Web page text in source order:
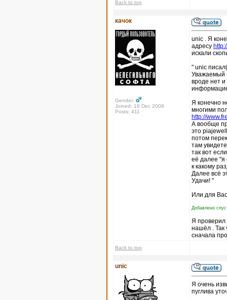
Back to top
качок
Gender:
Joined: 16 Dec 2008
Posts: 411
unic . Я
адресу
искали
" unic
Уважаемый
вроде нет
Я конечно
многими
http://
А вообще
это
потом
там
так вот
её далее "я
к какому
Далее всё
Удачи! "
Или для
Добавлено
Я проверил
нашёл . Так
сначала
Back to top
unic
Я очень
пуглива